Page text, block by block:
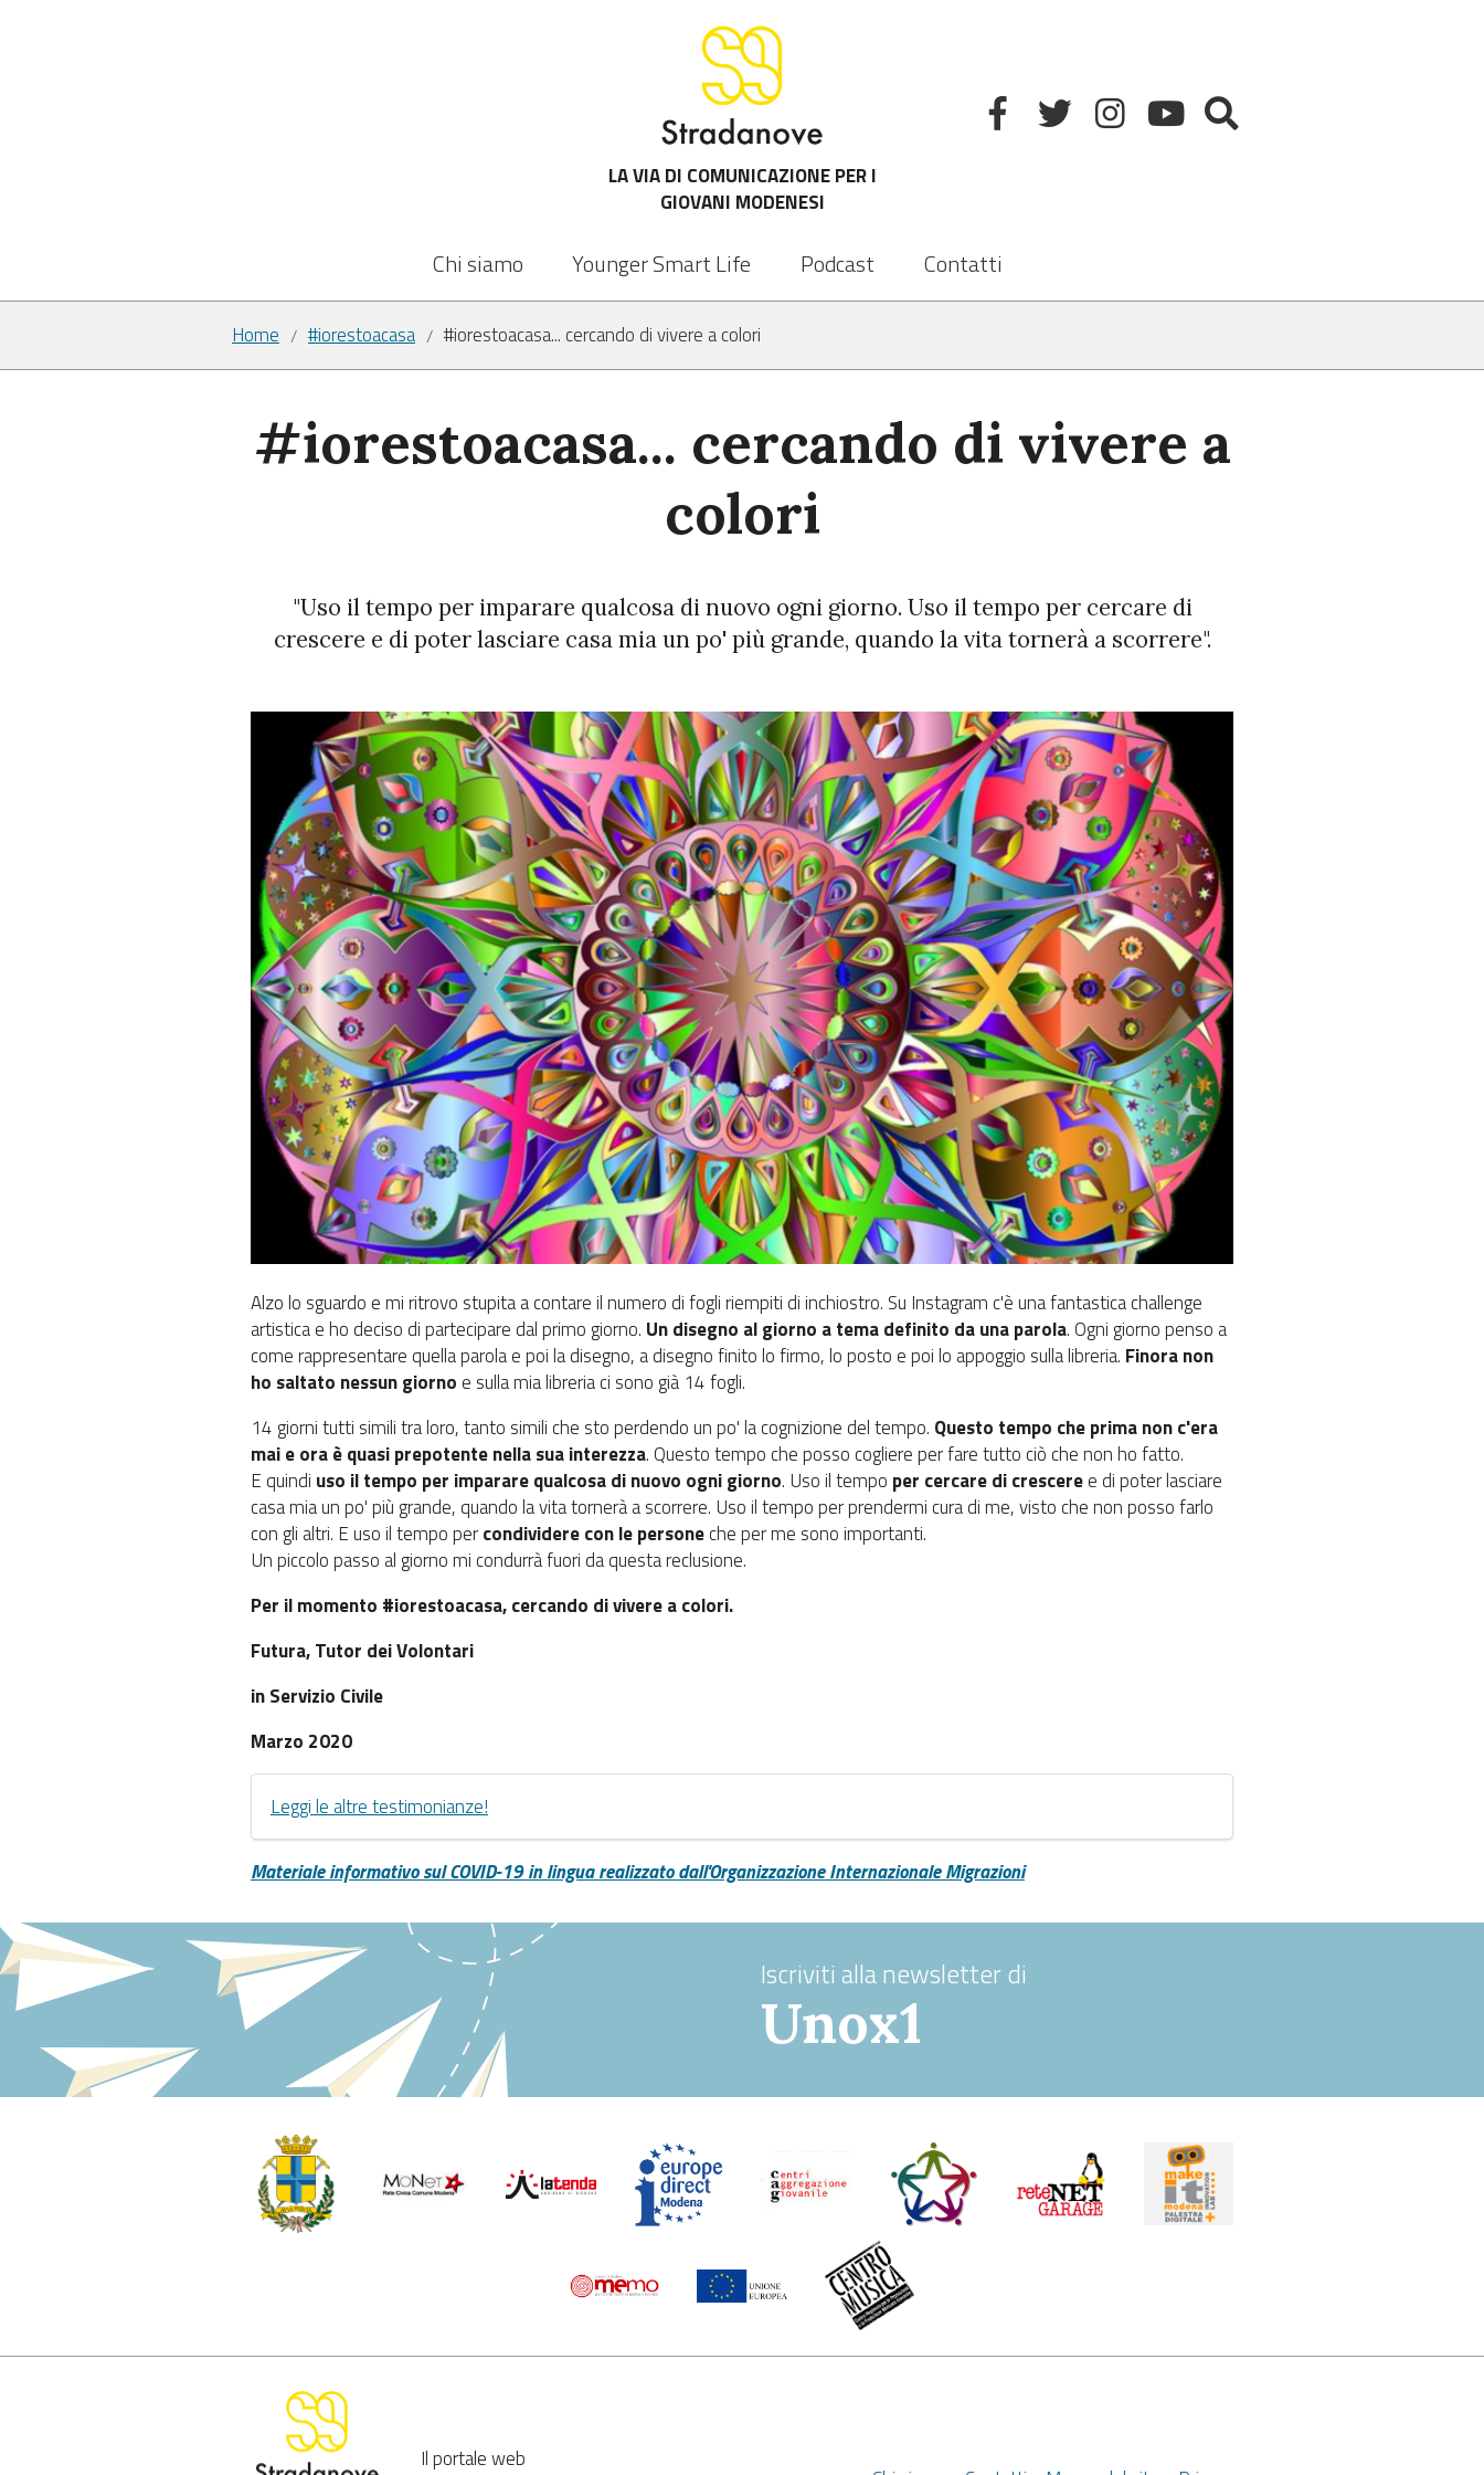
LA VIA DI COMUNICAZIONE PER I
GIOVANI MODENESI
Chi siamo Younger Smart Life Podcast Contatti
Home / #iorestoacasa / #iorestoacasa... cercando di vivere a colori
#iorestoacasa... cercando di vivere a
colori
"Uso il tempo per imparare qualcosa di nuovo ogni giorno. Uso il tempo per cercare di
crescere e di poter lasciare casa mia un po' più grande, quando la vita tornerà a scorrere".
Alzo lo sguardo e mi ritrovo stupita a contare il numero di fogli riempiti di inchiostro. Su Instagram c'è una fantastica challenge
artistica e ho deciso di partecipare dal primo giorno. Un disegno al giorno a tema definito da una parola. Ogni giorno penso a
come rappresentare quella parola e poi la disegno, a disegno finito lo firmo, lo posto e poi lo appoggio sulla libreria. Finora non
ho saltato nessun giorno e sulla mia libreria ci sono già 14 fogli.
14 giorni tutti simili tra loro, tanto simili che sto perdendo un po' la cognizione del tempo. Questo tempo che prima non c'era
mai e ora è quasi prepotente nella sua interezza. Questo tempo che posso cogliere per fare tutto ciò che non ho fatto.
E quindi uso il tempo per imparare qualcosa di nuovo ogni giorno. Uso il tempo per cercare di cresceree di poter lasciare
casa mia un po' più grande, quando la vita tornerà a scorrere. Uso il tempo per prendermi cura di me, visto che non posso farlo
con gli altri. E uso il tempo percondividere con le personeche per me sono importanti.
Un piccolo passo al giorno mi condurrà fuori da questa reclusione.
Per il momento #iorestoacasa, cercando di vivere a colori.
Futura, Tutor dei Volontari
in Servizio Civile
Marzo 2020
Leggi le altre testimonianze!
Materiale informativo sul COVID-19 in lingua realizzato dall'Organizzazione Internazionale Migrazioni
Iscriviti alla newsletter di
Unox1
Il portale web